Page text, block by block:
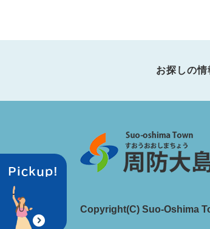
お探しの
Copyright(C) Suo-Oshima